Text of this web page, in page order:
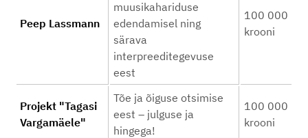
Peep Lassmann
muusikahariduse
edendamisel ning
särava
interpreeditegevuse
eest
100 000
krooni
Projekt "Tagasi
Vargamäele"
Tõe ja õiguse otsimise
eest – julguse ja
hingega!
100 000
krooni